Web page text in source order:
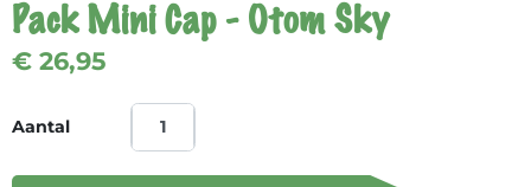
Pack Mini Cap - Otom Sky
€ 26,95
Aantal